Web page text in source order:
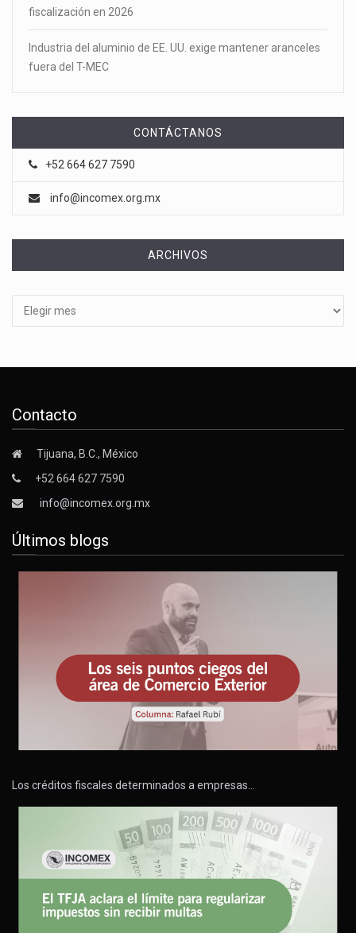
fiscalización en 2026
Industria del aluminio de EE. UU. exige mantener aranceles
fuera del T-MEC
CONTÁCTANOS
+52 664 627 7590
info@incomex.org.mx
ARCHIVOS
Contacto
Tijuana, B.C., México
+52 664 627 7590
info@incomex.org.mx
Últimos blogs
Los créditos fiscales determinados a empresas…